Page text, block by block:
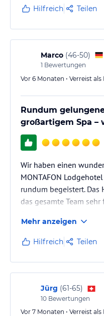
herrlicher Sicht auf das
Hilfreich Teilen
Marco (46-50)
1 Bewertungen
Vor 6 Monaten • Verreist
Rundum
großartigem Spa –
Wir haben einen
MONTAFON
rundum begeistert.
das gesamte Team
Highlight war das
inklusive Eierstation,
eigenes Rührei oder
konnte. Ein perfekter
Besonders
schön gestaltet und mit
Mehr anzeigen
Hilfreich Teilen
Jürg (61-65)
10 Bewertungen
Vor 7 Monaten • Verreist